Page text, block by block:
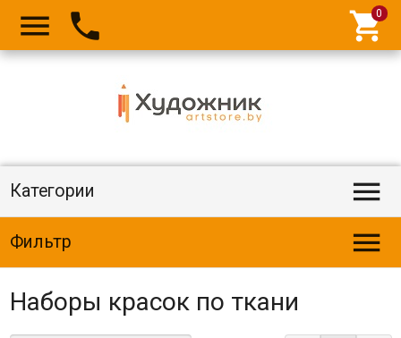
  
Категории 
Фильтр 
Наборы красок по ткани